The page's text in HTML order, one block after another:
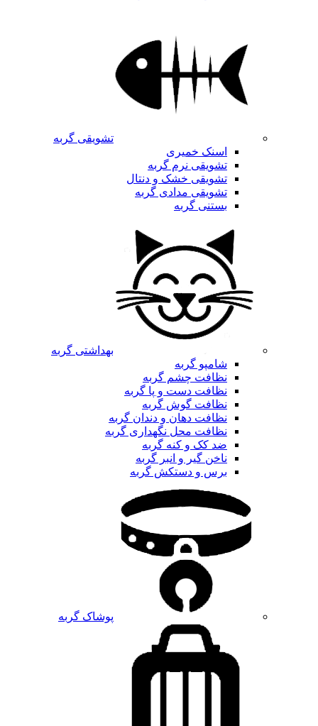
تشویقی گربه
اسنک خمیری
تشویقی نرم گربه
تشویقی خشک و دنتال
تشویقی مدادی گربه
بستنی گربه
بهداشتی گربه
شامپو گربه
نظافت چشم گربه
نظافت دست و پا گربه
نظافت گوش گربه
نظافت دهان و دندان گربه
نظافت محل نگهداری گربه
ضد کک و کنه گربه
ناخن گیر و انبر گربه
برس و دستکش گربه
پوشاک گربه